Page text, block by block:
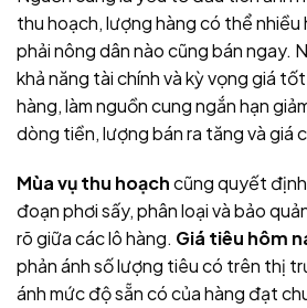
thu hoạch, lượng hàng có thể nhiều
phải nông dân nào cũng bán ngay.
khả năng tài chính và kỳ vọng giá
hàng, làm nguồn cung ngắn hạn
dòng tiền, lượng bán ra tăng và giá
Mùa vụ thu hoạchcũng quyết
đoạn phơi sấy, phân loại và bảo
rõ giữa các lô hàng. Giá tiêu hôm
phản ánh số lượng tiêu có trên thị
ánh mức độ sẵn có của hàng đạt